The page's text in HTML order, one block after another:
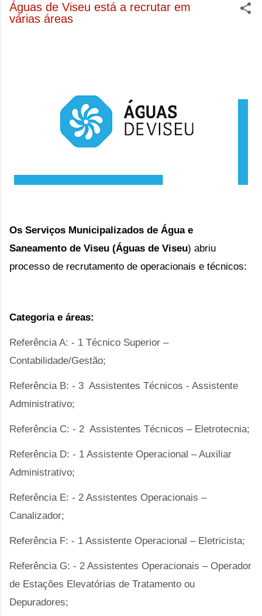
Águas de Viseu está a recrutar em
várias áreas
Os Serviços Municipalizados de Água e
Saneamento de Viseu (Águas de Viseu) abriu
processo de recrutamento de operacionais e técnicos:
Categoria e áreas:
Referência A: - 1 Técnico Superior –
Contabilidade/Gestão;
Referência B: - 3 Assistentes Técnicos - Assistente
Administrativo;
Referência C: - 2 Assistentes Técnicos – Eletrotecnia;
Referência D: - 1 Assistente Operacional – Auxiliar
Administrativo;
Referência E: - 2 Assistentes Operacionais –
Canalizador;
Referência F: - 1 Assistente Operacional – Eletricista;
Referência G: - 2 Assistentes Operacionais – Operador
de Estações Elevatórias de Tratamento ou
Depuradores;